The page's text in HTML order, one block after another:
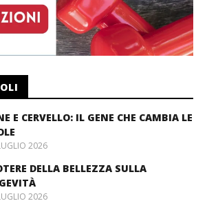
E CERVELLO: IL GENE CHE CAMBIA LE
2026
DELLA BELLEZZA SULLA
2026